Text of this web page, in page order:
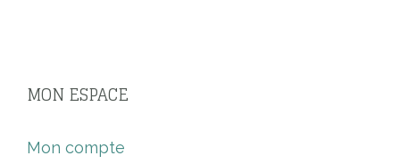
MON ESPACE
Mon compte